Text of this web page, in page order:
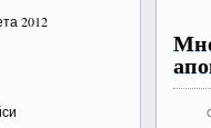
2012